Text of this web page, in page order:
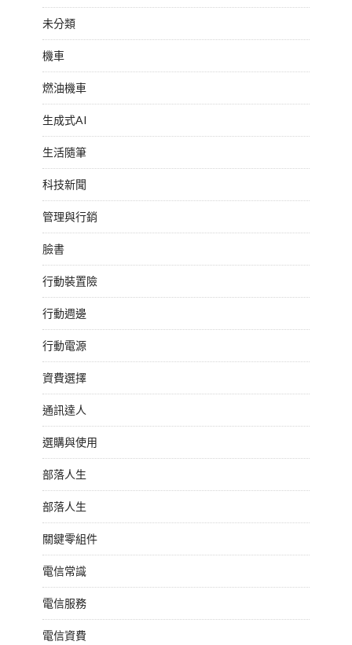
未分類
機車
燃油機車
生成式AI
生活隨筆
科技新聞
管理與行銷
臉書
行動裝置險
行動週邊
行動電源
資費選擇
通訊達人
選購與使用
部落人生
部落人生
關鍵零組件
電信常識
電信服務
電信資費